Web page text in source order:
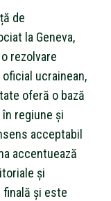
de
la Geneva,
rezolvare
ucrainean,
oferă o bază
regiune și
acceptabil
accentuează
și
și este